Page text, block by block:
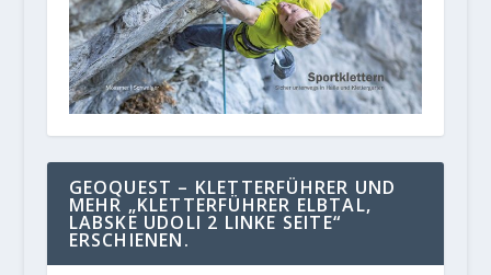
GEOQUEST – KLETTERFÜHRER UND
MEHR „KLETTERFÜHRER ELBTAL,
LABSKE UDOLI 2 LINKE SEITE“
ERSCHIENEN.